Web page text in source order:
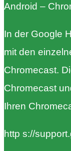
Android –
In der Google
mit den
Chromecast.
Chromecast
Ihren
http s://